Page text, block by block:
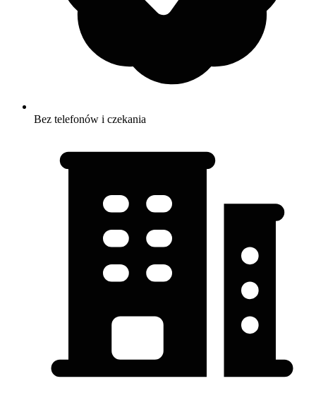
Bez telefonów i czekania